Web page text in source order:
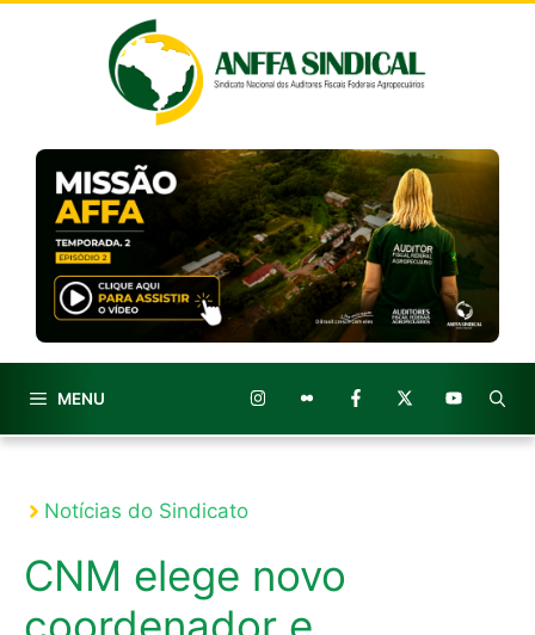
MENU
Notícias do Sindicato
CNM elege novo